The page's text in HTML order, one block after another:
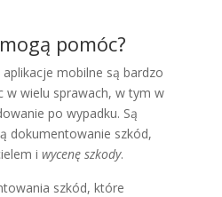
pomóc?
mobilne są bardzo
wielu sprawach, w tym w
po wypadku. Są
dokumentowanie szkód,
i wycenę szkody.
szkód, które